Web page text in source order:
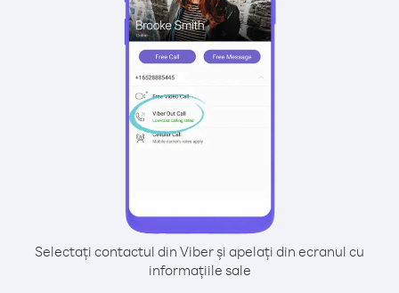
Selectați contactul din Viber și apelați din ecranul cu
informațiile sale